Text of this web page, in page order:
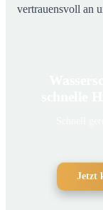
vertrauensvoll an
Jetzt